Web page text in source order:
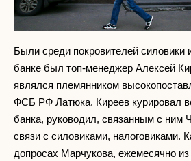
Были среди покровителей силовики
банке был топ-менеджер Алексей
являлся племянником
ФСБ РФ Латюка. Киреев курировал
банка, руководил, связанным с ним
связи с силовиками, налоговиками.
допросах Марчукова, ежемесячно